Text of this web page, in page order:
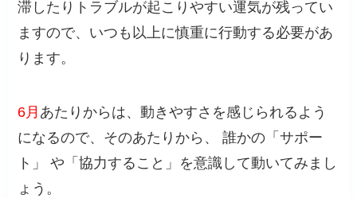
滞したりトラブルが起こりやすい運気が残ってい
ますので、いつも以上に慎重に行動する必要があ
ります。
6月 あたりからは、動きやすさを感じられるよう
になるので、そのあたりから、 誰かの「サポー
ト」 や「協力すること」を意識して動いてみまし
ょう。